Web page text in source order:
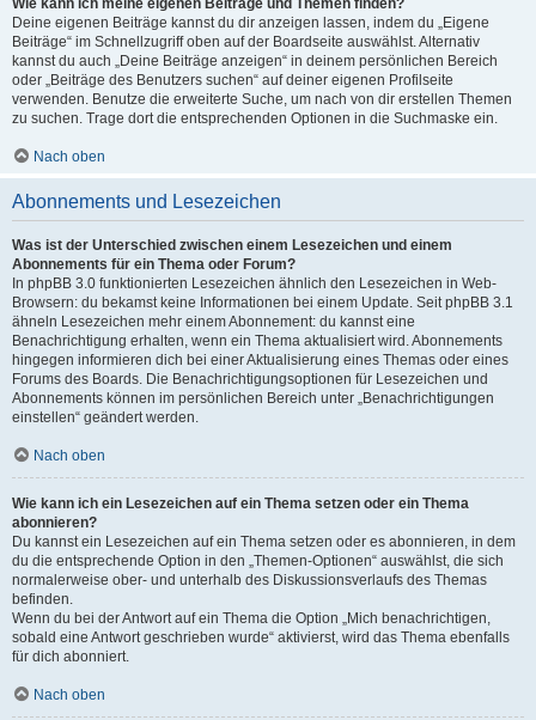
Wie kann ich meine eigenen Beiträge und Themen finden?
Deine eigenen Beiträge kannst du dir anzeigen lassen, indem du „Eigene
Beiträge“ im Schnellzugriff oben auf der Boardseite auswählst. Alternativ
kannst du auch „Deine Beiträge anzeigen“ in deinem persönlichen Bereich
oder „Beiträge des Benutzers suchen“ auf deiner eigenen Profilseite
verwenden. Benutze die erweiterte Suche, um nach von dir erstellen Themen
zu suchen. Trage dort die entsprechenden Optionen in die Suchmaske ein.
Nach oben
Abonnements und Lesezeichen
Was ist der Unterschied zwischen einem Lesezeichen und einem
Abonnements für ein Thema oder Forum?
In phpBB 3.0 funktionierten Lesezeichen ähnlich den Lesezeichen in Web-
Browsern: du bekamst keine Informationen bei einem Update. Seit phpBB 3.1
ähneln Lesezeichen mehr einem Abonnement: du kannst eine
Benachrichtigung erhalten, wenn ein Thema aktualisiert wird. Abonnements
hingegen informieren dich bei einer Aktualisierung eines Themas oder eines
Forums des Boards. Die Benachrichtigungsoptionen für Lesezeichen und
Abonnements können im persönlichen Bereich unter „Benachrichtigungen
einstellen“ geändert werden.
Nach oben
Wie kann ich ein Lesezeichen auf ein Thema setzen oder ein Thema
abonnieren?
Du kannst ein Lesezeichen auf ein Thema setzen oder es abonnieren, in dem
du die entsprechende Option in den „Themen-Optionen“ auswählst, die sich
normalerweise ober- und unterhalb des Diskussionsverlaufs des Themas
befinden.
Wenn du bei der Antwort auf ein Thema die Option „Mich benachrichtigen,
sobald eine Antwort geschrieben wurde“ aktivierst, wird das Thema ebenfalls
für dich abonniert.
Nach oben